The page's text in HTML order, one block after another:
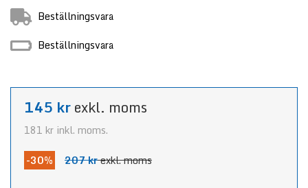
Beställningsvara
Beställningsvara
145 krexkl. moms
181 kr inkl. moms.
-30%
207 krexkl. moms